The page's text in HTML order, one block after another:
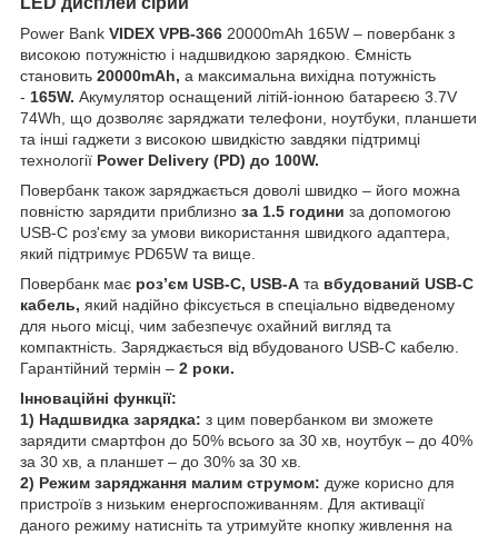
Power Bank VIDEX VPB-366 20000mAh 165W – повербанк з
високою потужністю і надшвидкою зарядкою. Ємність
становить 20000mAh, а максимальна вихідна потужність
- 165W. Акумулятор оснащений літій-іонною батареєю 3.7V
74Wh, що дозволяє заряджати телефони, ноутбуки, планшети
та інші гаджети з високою швидкістю завдяки підтримці
технології Power Delivery (PD) до 100W.
Повербанк також заряджається доволі швидко – його можна
повністю зарядити приблизно за 1.5 години за допомогою
USB-C роз'єму за умови використання швидкого адаптера,
який підтримує PD65W та вище.
Повербанк має роз’єм USB-C, USB-A та вбудований USB-C
кабель, який надійно фіксується в спеціально відведеному
для нього місці, чим забезпечує охайний вигляд та
компактність. Заряджається від вбудованого USB-C кабелю.
Гарантійний термін – 2 роки.
Інноваційні функції:
1) Надшвидка зарядка: з цим повербанком ви зможете
зарядити смартфон до 50% всього за 30 хв, ноутбук – до 40%
за 30 хв, а планшет – до 30% за 30 хв.
2) Режим заряджання малим струмом: дуже корисно для
пристроїв з низьким енергоспоживанням. Для активації
даного режиму натисніть та утримуйте кнопку живлення на